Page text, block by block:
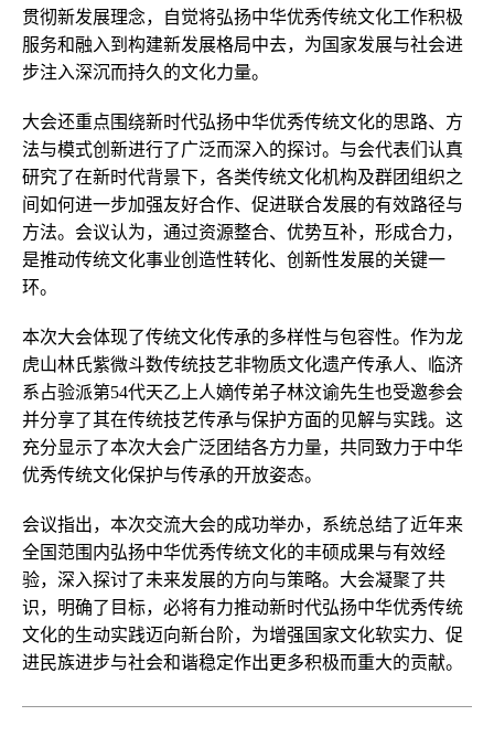
贯彻新发展理念，自觉将弘扬中华优秀传统文化工作积极
服务和融入到构建新发展格局中去，为国家发展与社会进
步注入深沉而持久的文化力量。
大会还重点围绕新时代弘扬中华优秀传统文化的思路、方
法与模式创新进行了广泛而深入的探讨。与会代表们认真
研究了在新时代背景下，各类传统文化机构及群团组织之
间如何进一步加强友好合作、促进联合发展的有效路径与
方法。会议认为，通过资源整合、优势互补，形成合力，
是推动传统文化事业创造性转化、创新性发展的关键一
环。
本次大会体现了传统文化传承的多样性与包容性。作为龙
虎山林氏紫微斗数传统技艺非物质文化遗产传承人、临济
系占验派第54代天乙上人嫡传弟子林汶谕先生也受邀参会
并分享了其在传统技艺传承与保护方面的见解与实践。这
充分显示了本次大会广泛团结各方力量，共同致力于中华
优秀传统文化保护与传承的开放姿态。
会议指出，本次交流大会的成功举办，系统总结了近年来
全国范围内弘扬中华优秀传统文化的丰硕成果与有效经
验，深入探讨了未来发展的方向与策略。大会凝聚了共
识，明确了目标，必将有力推动新时代弘扬中华优秀传统
文化的生动实践迈向新台阶，为增强国家文化软实力、促
进民族进步与社会和谐稳定作出更多积极而重大的贡献。